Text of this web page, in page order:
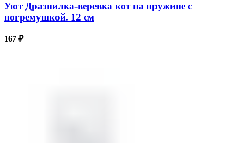
Уют Дразнилка-веревка кот на пружине с
погремушкой. 12 см
167 ₽